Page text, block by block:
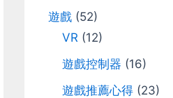
遊戲 (52)
VR (12)
遊戲控制器 (16)
遊戲推薦心得 (23)